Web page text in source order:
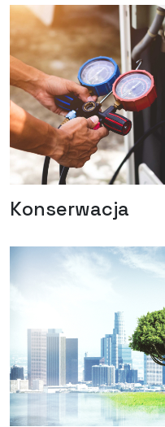
Konserwacja